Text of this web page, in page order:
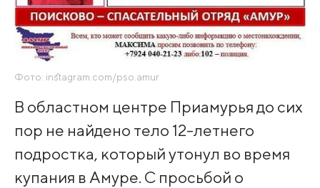
Фото: instagram.com/pso.amur
В областном центре Приамурья до сих
пор не найдено тело 12-летнего
подростка, который утонул во время
купания в Амуре. С просьбой о